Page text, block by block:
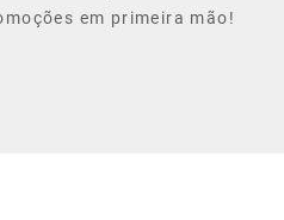
em primeira mão!